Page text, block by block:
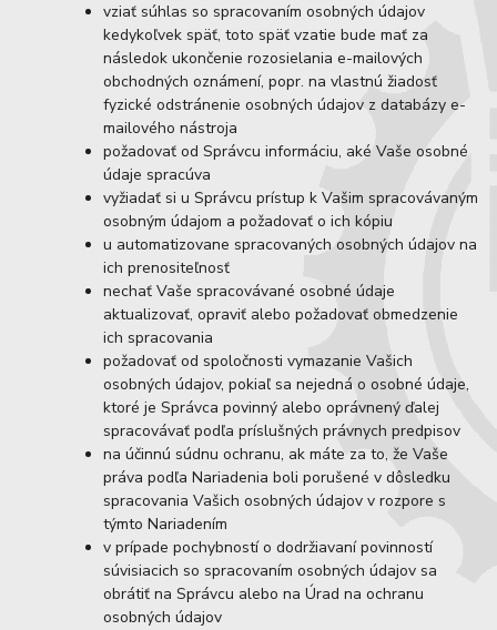
vziať súhlas so spracovaním osobných údajov
kedykoľvek späť, toto späť vzatie bude mať za
následok ukončenie rozosielania e-mailových
obchodných oznámení, popr. na vlastnú žiadosť
fyzické odstránenie osobných údajov z databázy e-
mailového nástroja
požadovať od Správcu informáciu, aké Vaše osobné
údaje spracúva
vyžiadať si u Správcu prístup k Vašim spracovávaným
osobným údajom a požadovať o ich kópiu
u automatizovane spracovaných osobných údajov na
ich prenositeľnosť
nechať Vaše spracovávané osobné údaje
aktualizovať, opraviť alebo požadovať obmedzenie
ich spracovania
požadovať od spoločnosti vymazanie Vašich
osobných údajov, pokiaľ sa nejedná o osobné údaje,
ktoré je Správca povinný alebo oprávnený ďalej
spracovávať podľa príslušných právnych predpisov
na účinnú súdnu ochranu, ak máte za to, že Vaše
práva podľa Nariadenia boli porušené v dôsledku
spracovania Vašich osobných údajov v rozpore s
týmto Nariadením
v prípade pochybností o dodržiavaní povinností
súvisiacich so spracovaním osobných údajov sa
obrátiť na Správcu alebo na Úrad na ochranu
osobných údajov